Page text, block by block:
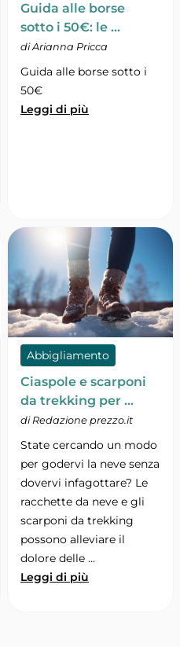
Guida alle borse
sotto i 50€: le …
di Arianna Pricca
Guida alle borse sotto i
50€
Leggi di più
Abbigliamento
Ciaspole e scarponi
da trekking per …
di Redazione prezzo.it
State cercando un modo
per godervi la neve senza
dovervi infagottare? Le
racchette da neve e gli
scarponi da trekking
possono alleviare il
dolore delle …
Leggi di più